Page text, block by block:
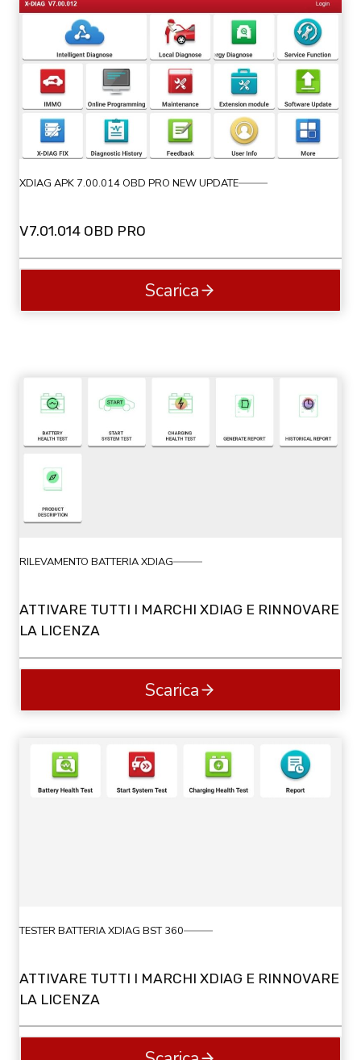
XDIAG APK 7.00.014 OBD PRO NEW UPDATE
V7.01.014 OBD PRO
Scarica
RILEVAMENTO BATTERIA XDIAG
ATTIVARE TUTTI I MARCHI XDIAG E RINNOVARE
LA LICENZA
Scarica
TESTER BATTERIA XDIAG BST 360
ATTIVARE TUTTI I MARCHI XDIAG E RINNOVARE
LA LICENZA